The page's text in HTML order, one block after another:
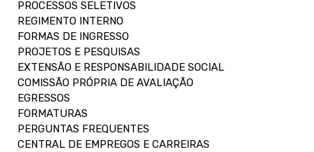
PROCESSOS SELETIVOS
REGIMENTO INTERNO
FORMAS DE INGRESSO
PROJETOS E PESQUISAS
EXTENSÃO E RESPONSABILIDADE SOCIAL
COMISSÃO PRÓPRIA DE AVALIAÇÃO
EGRESSOS
FORMATURAS
PERGUNTAS FREQUENTES
CENTRAL DE EMPREGOS E CARREIRAS